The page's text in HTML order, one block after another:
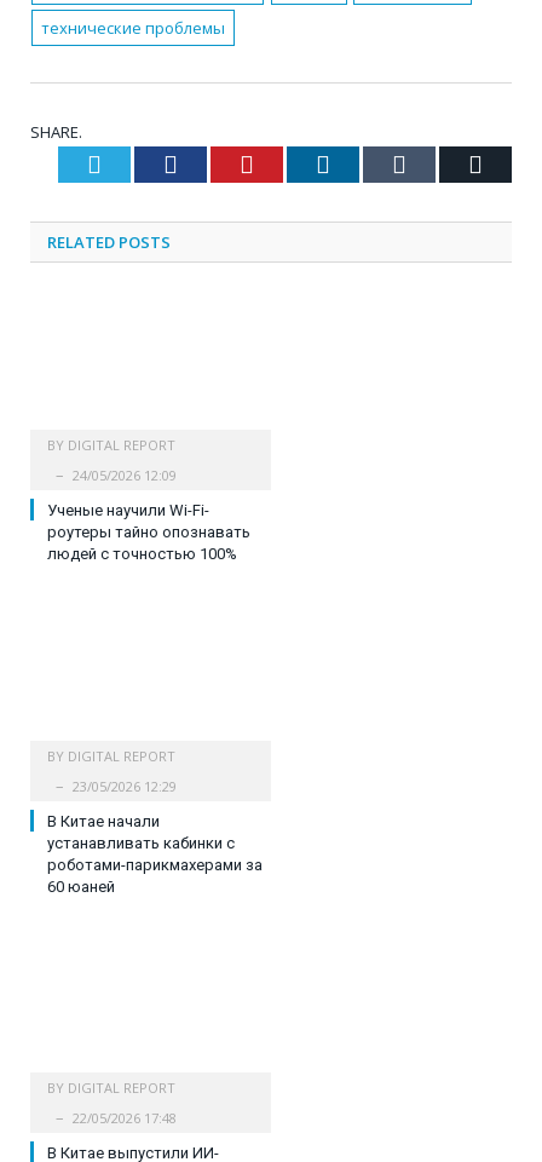
технические проблемы
SHARE.
Twitter Facebook Pinterest LinkedIn Tumblr
RELATED POSTS
BY DIGITAL REPORT
24/05/2026 12:09
Ученые научили Wi-Fi-
роутеры тайно опознавать
людей с точностью 100%
BY DIGITAL REPORT
23/05/2026 12:29
В Китае начали
устанавливать кабинки с
роботами-парикмахерами за
60 юаней
BY DIGITAL REPORT
22/05/2026 17:48
В Китае выпустили ИИ-